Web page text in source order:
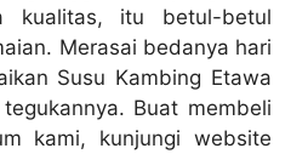
kualitas, itu betul-betul
Merasai bedanya hari
Susu Kambing Etawa
Buat membeli
kami, kunjungi website